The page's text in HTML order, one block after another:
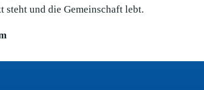
steht und die Gemeinschaft lebt.